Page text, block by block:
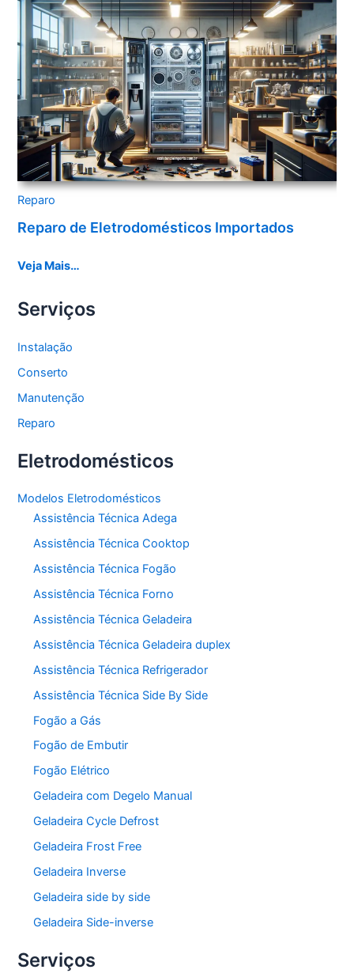
Reparo
Reparo de Eletrodomésticos Importados
Veja Mais…
Serviços
Instalação
Conserto
Manutenção
Reparo
Eletrodomésticos
Modelos Eletrodomésticos
Assistência Técnica Adega
Assistência Técnica Cooktop
Assistência Técnica Fogão
Assistência Técnica Forno
Assistência Técnica Geladeira
Assistência Técnica Geladeira duplex
Assistência Técnica Refrigerador
Assistência Técnica Side By Side
Fogão a Gás
Fogão de Embutir
Fogão Elétrico
Geladeira com Degelo Manual
Geladeira Cycle Defrost
Geladeira Frost Free
Geladeira Inverse
Geladeira side by side
Geladeira Side-inverse
Serviços